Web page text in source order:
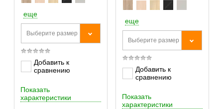
еще
Выберите размер
Добавить к
сравнению
Показать
характеристики
еще
Выберите размер
Добавить к
сравнению
Показать
характеристики